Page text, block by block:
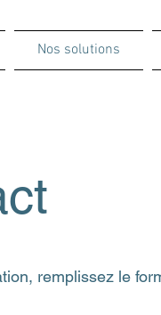
Nos solutions
remplissez le